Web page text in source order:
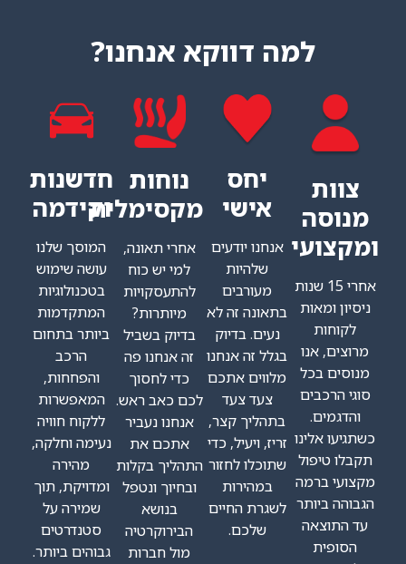
דווקא אנחנו?
יחס
אישי
אנחנו יודעים
מעורבים
בתאונה זה לא
נעים. בדיוק
בגלל זה אנחנו
מלווים אתכם
צעד צעד
בתהליך קצר,
זריז, ויעיל, כדי
שתוכלו לחזור
במהירות
לשגרת החיים
שלכם.
נוחות
מקסימלית
אחרי תאונה,
למי יש כוח
להתעסקויות
מיותרות?
בדיוק בשביל
זה אנחנו פה
כדי לחסוך
לכם כאב ראש.
אנחנו נעביר
אתכם את
התהליך בקלות
ובחיוך ונטפל
בנושא
הבירוקרטיה
חדשנות
וקידמה
המוסך שלנו
עושה שימוש
בטכנולוגיות
המתקדמות
ביותר בתחום
הרכב
והפחחות,
המאפשרות
ללקוח חוויה
נעימה וחלקה,
מהירה
ומדויקת, תוך
שמירה על
סטנדרטים
גבוהים ביותר.